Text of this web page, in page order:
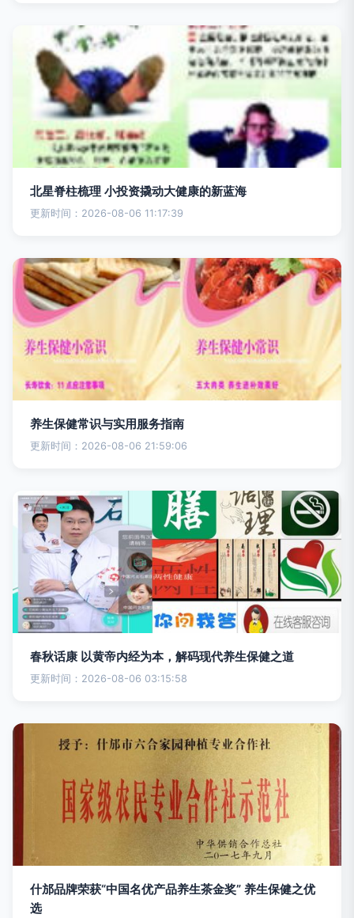
北星脊柱梳理 小投资撬动大健康的新蓝海
更新时间：2026-08-06 11:17:39
养生保健常识与实用服务指南
更新时间：2026-08-06 21:59:06
春秋话康 以黄帝内经为本，解码现代养生保健之道
更新时间：2026-08-06 03:15:58
什邡品牌荣获“中国名优产品养生茶金奖” 养生保健之优
选